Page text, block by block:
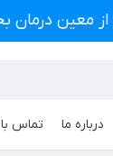
از معین درمان
درباره ما تماس